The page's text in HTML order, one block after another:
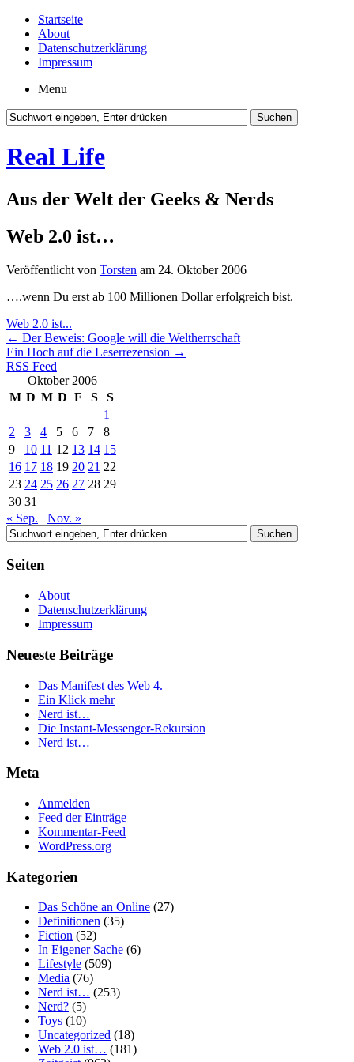
Startseite
About
Datenschutzerklärung
Impressum
Menu
Real Life
Aus der Welt der Geeks & Nerds
Web 2.0 ist…
Veröffentlicht von Torsten am 24. Oktober 2006
….wenn Du erst ab 100 Millionen Dollar erfolgreich bist.
Web 2.0 ist...
← Der Beweis: Google will die Weltherrschaft
Ein Hoch auf die Leserrezension →
RSS Feed
Oktober 2006
M D M D F S
S
1
2
3 4 5 6 7
8
9
10 11 12 13 14 15
16 17 18 19 20 21 22
23 24 25 26 27 28 29
30 31
« Sep.
Nov. »
Seiten
About
Datenschutzerklärung
Impressum
Neueste Beiträge
Das Manifest des Web 4.
Ein Klick mehr
Nerd ist…
Die Instant-Messenger-Rekursion
Nerd ist…
Meta
Anmelden
Feed der Einträge
Kommentar-Feed
WordPress.org
Kategorien
Das Schöne an Online (27)
Definitionen (35)
Fiction (52)
In Eigener Sache (6)
Lifestyle (509)
Media (76)
Nerd ist… (253)
Nerd? (5)
Toys (10)
Uncategorized (18)
Web 2.0 ist… (181)